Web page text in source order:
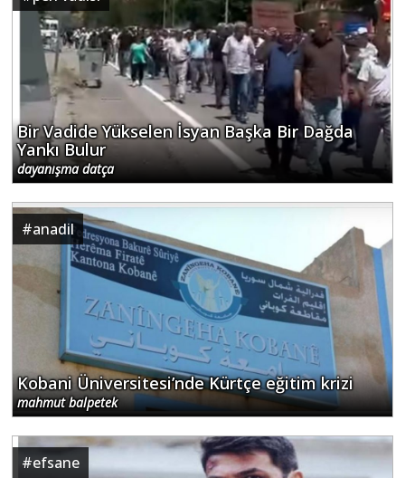
Bir Vadide Yükselen İsyan Başka Bir Dağda
Yankı Bulur
dayanışma datça
#anadil
Kobani Üniversitesi’nde Kürtçe eğitim krizi
mahmut balpetek
#efsane